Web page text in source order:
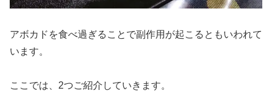
アボカドを食べ過ぎることで副作用が起こるともいわれて
います。
ここでは、2つご紹介していきます。